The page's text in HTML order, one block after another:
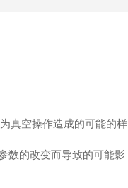
真空操作造成的可能的样
数的改变而导致的可能影